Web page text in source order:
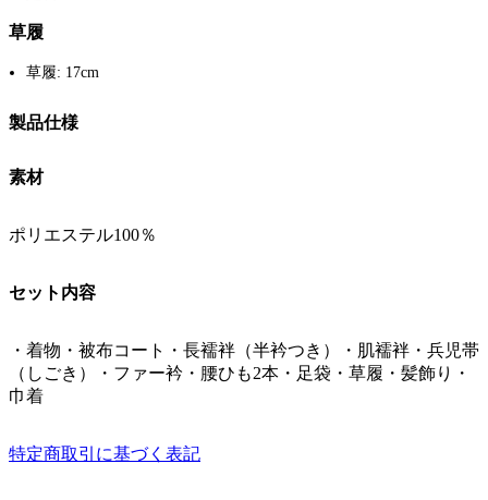
草履
草履: 17cm
製品仕様
素材
ポリエステル100％
セット内容
・着物・被布コート・長襦袢（半衿つき）・肌襦袢・兵児帯
（しごき）・ファー衿・腰ひも2本・足袋・草履・髪飾り・
巾着
特定商取引に基づく表記